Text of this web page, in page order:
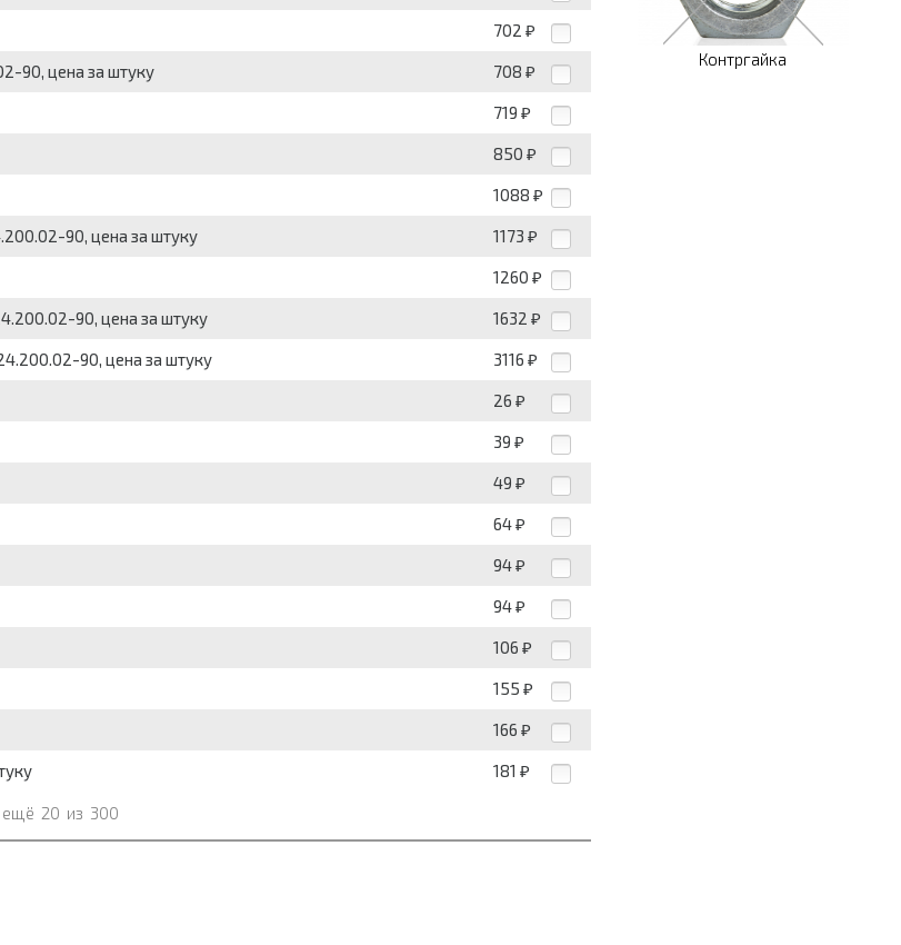
702 ₽
90, цена за штуку 708 ₽
719 ₽
850 ₽
1088 ₽
90, цена за штуку 1173 ₽
1260 ₽
90, цена за штуку 1632 ₽
90, цена за штуку 3116 ₽
26 ₽
39 ₽
49 ₽
64 ₽
94 ₽
94 ₽
106 ₽
155 ₽
166 ₽
181 ₽
ещё 20 из 300
Контргайка